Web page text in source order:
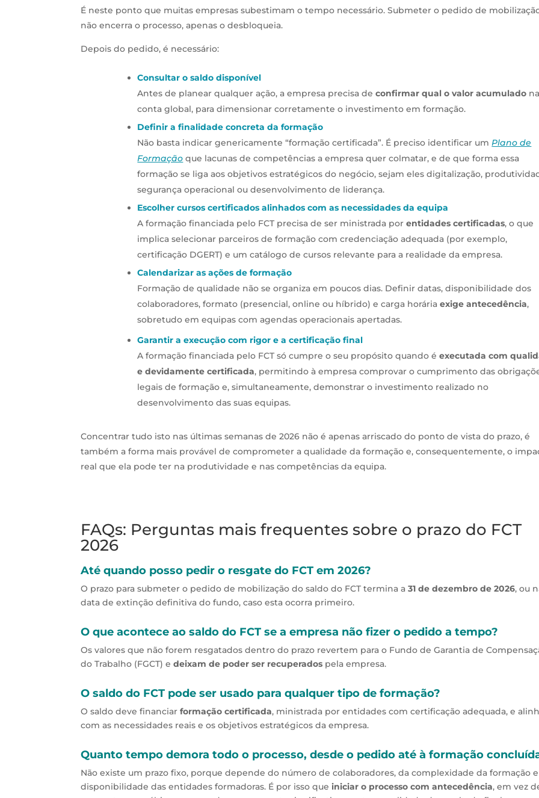
É neste ponto que muitas empresas subestimam o tempo necessário. Submeter o pedido de
não encerra o processo, apenas o desbloqueia.
Depois do pedido, é necessário:
Consultar o saldo disponível
Antes de planear qualquer ação, a empresa precisa deconfirmar qual o valor acumulado
conta global, para dimensionar corretamente o investimento em formação.
Definir a finalidade concreta da formação
Não basta indicar genericamente “formação certificada”. É preciso identificar umPlano de
Formação que lacunas de competências a empresa quer colmatar, e de que forma essa
formação se liga aos objetivos estratégicos do negócio, sejam eles digitalização,
segurança operacional ou desenvolvimento de liderança.
Escolher cursos certificados alinhados com as necessidades da equipa
A formação financiada pelo FCT precisa de ser ministrada porentidades certificadas, o que
implica selecionar parceiros de formação com credenciação adequada (por exemplo,
certificação DGERT) e um catálogo de cursos relevante para a realidade da empresa.
Calendarizar as ações de formação
Formação de qualidade não se organiza em poucos dias. Definir datas, disponibilidade dos
colaboradores, formato (presencial, online ou híbrido) e carga horáriaexige antecedência,
sobretudo em equipas com agendas operacionais apertadas.
Garantir a execução com rigor e a certificação final
A formação financiada pelo FCT só cumpre o seu propósito quando éexecutada com
e devidamente certificada, permitindo à empresa comprovar o cumprimento das
legais de formação e, simultaneamente, demonstrar o investimento realizado no
desenvolvimento das suas equipas.
Concentrar tudo isto nas últimas semanas de 2026 não é apenas arriscado do ponto de vista do prazo, é
também a forma mais provável de comprometer a qualidade da formação e, consequentemente, o
real que ela pode ter na produtividade e nas competências da equipa.
FAQs: Perguntas mais frequentes sobre o prazo do FCT
2026
Até quando posso pedir o resgate do FCT em 2026?
O prazo para submeter o pedido de mobilização do saldo do FCT termina a31 de dezembro de 2026, ou
data de extinção definitiva do fundo, caso esta ocorra primeiro.
O que acontece ao saldo do FCT se a empresa não fizer o pedido a tempo?
Os valores que não forem resgatados dentro do prazo revertem para o Fundo de Garantia de
do Trabalho (FGCT) edeixam de poder ser recuperados pela empresa.
O saldo do FCT pode ser usado para qualquer tipo de formação?
O saldo deve financiarformação certificada, ministrada por entidades com certificação adequada, e
com as necessidades reais e os objetivos estratégicos da empresa.
Quanto tempo demora todo o processo, desde o pedido até à formação
Não existe um prazo fixo, porque depende do número de colaboradores, da complexidade da formação
disponibilidade das entidades formadoras. É por isso que iniciar o processo com antecedência, em vez